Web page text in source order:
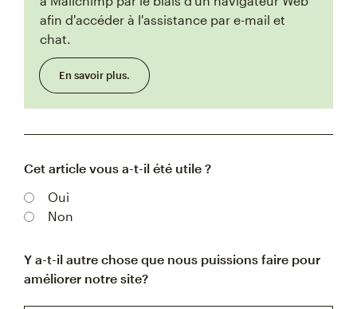
afin d'accéder à l'assistance par e-mail et
chat.
En savoir plus.
Cet article vous a-t-il été utile ?
Oui
Non
Y a-t-il autre chose que nous puissions faire pour
améliorer notre site?